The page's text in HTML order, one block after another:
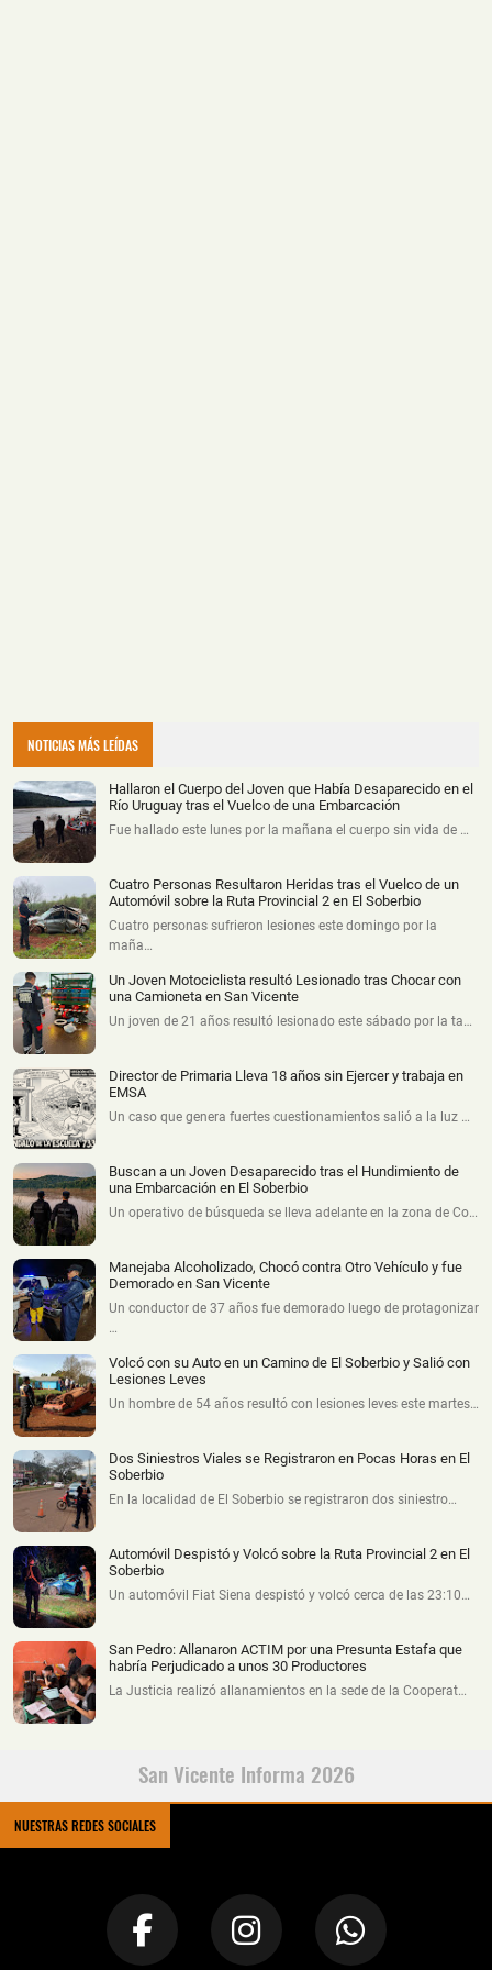
NOTICIAS MÁS LEÍDAS
Hallaron el Cuerpo del Joven que Había Desaparecido en el
Río Uruguay tras el Vuelco de una Embarcación
Fue hallado este lunes por la mañana el cuerpo sin vida de …
Cuatro Personas Resultaron Heridas tras el Vuelco de un
Automóvil sobre la Ruta Provincial 2 en El Soberbio
Cuatro personas sufrieron lesiones este domingo por la
maña…
Un Joven Motociclista resultó Lesionado tras Chocar con
una Camioneta en San Vicente
Un joven de 21 años resultó lesionado este sábado por la ta…
Director de Primaria Lleva 18 años sin Ejercer y trabaja en
EMSA
Un caso que genera fuertes cuestionamientos salió a la luz …
Buscan a un Joven Desaparecido tras el Hundimiento de
una Embarcación en El Soberbio
Un operativo de búsqueda se lleva adelante en la zona de Co…
Manejaba Alcoholizado, Chocó contra Otro Vehículo y fue
Demorado en San Vicente
Un conductor de 37 años fue demorado luego de protagonizar
…
Volcó con su Auto en un Camino de El Soberbio y Salió con
Lesiones Leves
Un hombre de 54 años resultó con lesiones leves este martes…
Dos Siniestros Viales se Registraron en Pocas Horas en El
Soberbio
En la localidad de El Soberbio se registraron dos siniestro…
Automóvil Despistó y Volcó sobre la Ruta Provincial 2 en El
Soberbio
Un automóvil Fiat Siena despistó y volcó cerca de las 23:10…
San Pedro: Allanaron ACTIM por una Presunta Estafa que
habría Perjudicado a unos 30 Productores
La Justicia realizó allanamientos en la sede de la Cooperat…
San Vicente Informa 2026
NUESTRAS REDES SOCIALES